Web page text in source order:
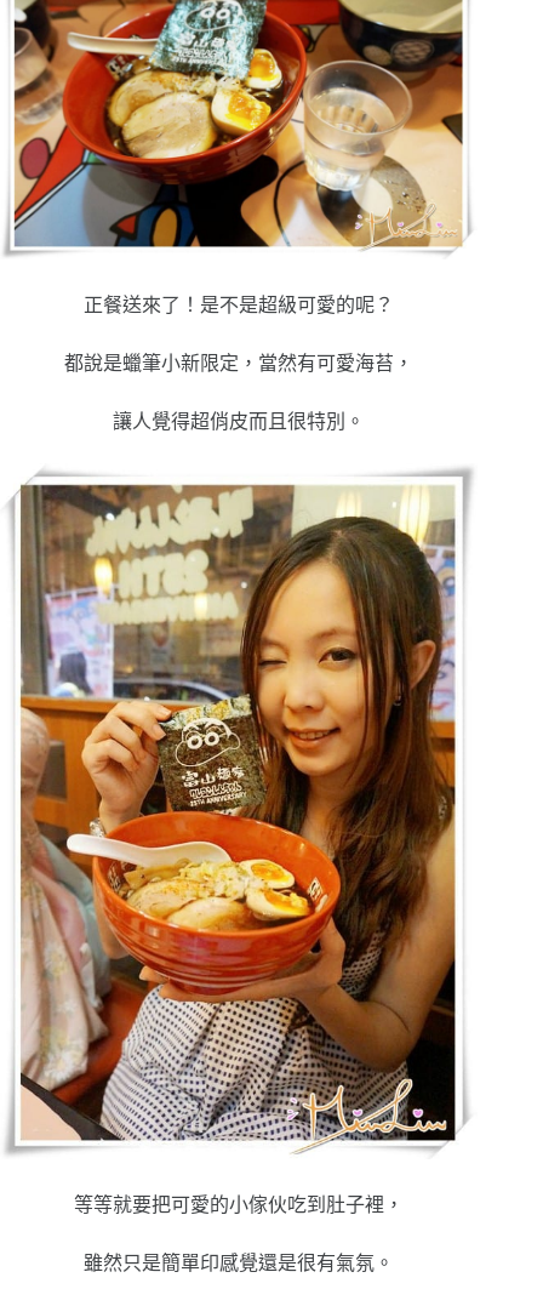
正餐送來了！是不是超級可愛的呢？
都說是蠟筆小新限定，當然有可愛海苔，
讓人覺得超俏皮而且很特別。
等等就要把可愛的小傢伙吃到肚子裡，
雖然只是簡單印感覺還是很有氣氛。